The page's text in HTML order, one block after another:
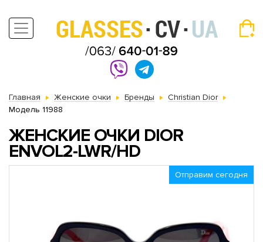
Главная Женские очки Бренды
Christian Dior
Модель 11988
ЖЕНСКИЕ ОЧКИ DIOR
ENVOL2-LWR/HD
Отправим сегодня